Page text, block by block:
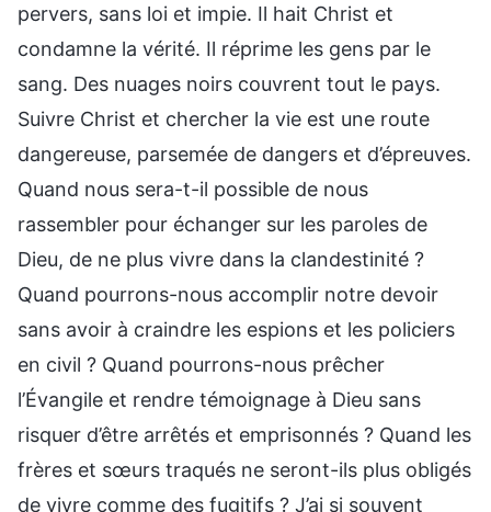
pervers, sans loi et impie. Il hait Christ et
condamne la vérité. Il réprime les gens par le
sang. Des nuages noirs couvrent tout le pays.
Suivre Christ et chercher la vie est une route
dangereuse, parsemée de dangers et d’épreuves.
Quand nous sera-t-il possible de nous
rassembler pour échanger sur les paroles de
Dieu, de ne plus vivre dans la clandestinité ?
Quand pourrons-nous accomplir notre devoir
sans avoir à craindre les espions et les policiers
en civil ? Quand pourrons-nous prêcher
l’Évangile et rendre témoignage à Dieu sans
risquer d’être arrêtés et emprisonnés ? Quand les
frères et sœurs traqués ne seront-ils plus obligés
de vivre comme des fugitifs ? J’ai si souvent